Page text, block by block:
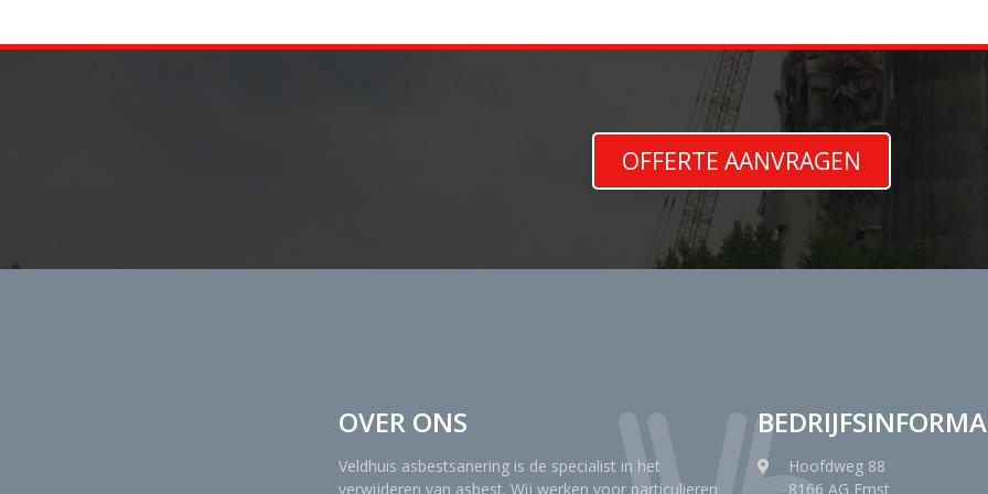
OFFERTE AANVRAGEN
OVER ONS
Veldhuis asbestsanering is de specialist in het
verwijderen van asbest. Wij werken voor particulieren
Hoofdweg 88
8166 AG Emst